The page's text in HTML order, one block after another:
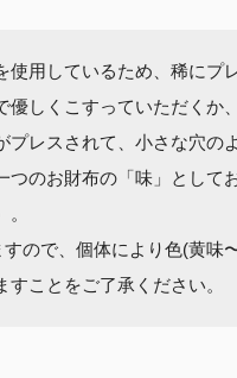
用しているため、稀にプ
しくこすっていただくか
レスされて、小さな穴の
のお財布の「味」として
ので、個体により色(黄味
ことをご了承ください。